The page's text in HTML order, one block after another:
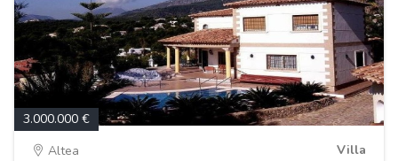
3.000.000 €
Altea
Villa